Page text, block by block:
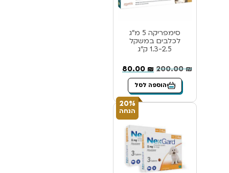
סימפריקה 5 מ”ג
לכלבים במשקל
1.3-2.5 ק”ג
200.00₪
80.00 ₪
הוספה לסל
20%
הנחה